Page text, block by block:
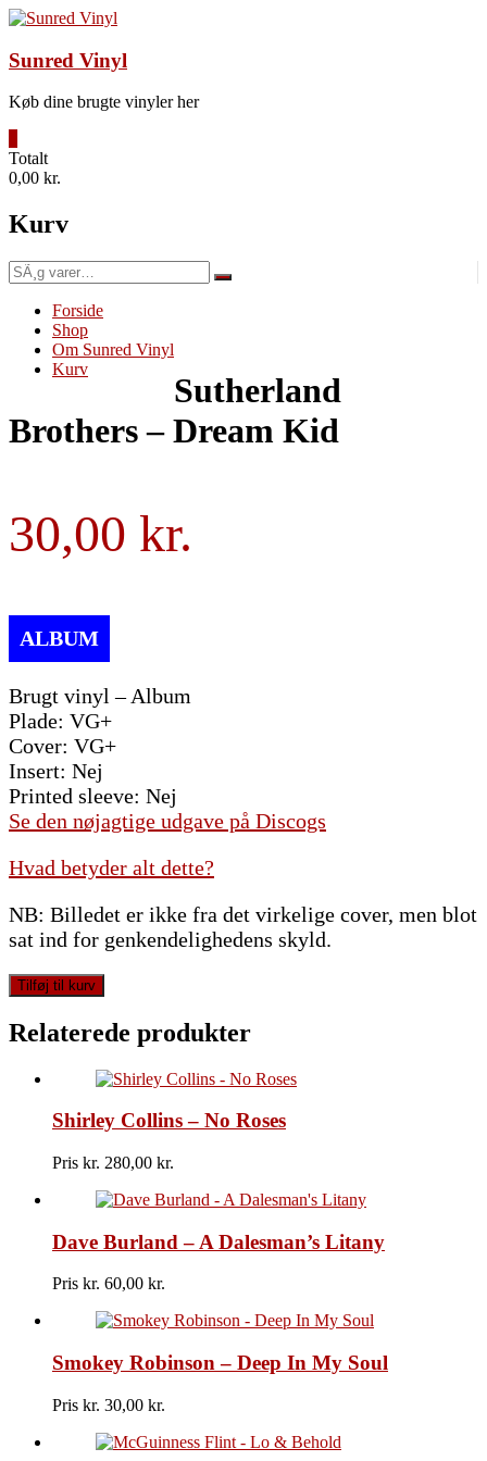
Videre
indhold
Sunred Vinyl
Køb dine brugte vinyler her
Totalt
0,00 kr.
Kurv
SÃ¸g
efter:
Forside
Shop
Om Sunred Vinyl
Kurv
Sutherland
Brothers – Dream Kid
30,00
Brugt vinyl – Album
Plade: VG+
Cover: VG+
Insert: Nej
Printed sleeve: Nej
Se den nøjagtige udgave på Discogs
Hvad betyder alt dette?
NB: Billedet er ikke fra det virkelige cover, men blot
sat ind for genkendelighedens skyld.
Sutherland
Brothers
-
Dream
antal
Tilføj til kurv
Relaterede produkter
Shirley Collins – No Roses
Pris kr. 280,00
Dave Burland – A Dalesman’s Litany
Pris kr. 60,00
Smokey Robinson – Deep In My Soul
Pris kr. 30,00